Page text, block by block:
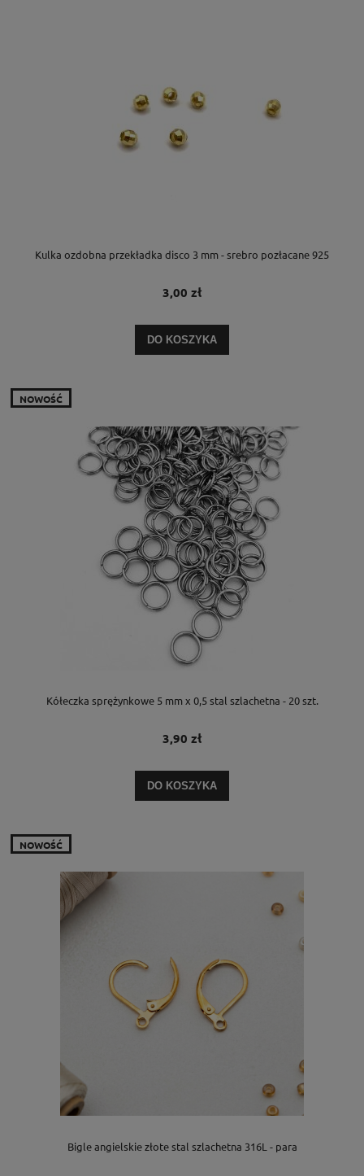
Kulka ozdobna przekładka disco 3 mm - srebro pozłacane 925
3,00 zł
DO KOSZYKA
Kółeczka sprężynkowe 5 mm x 0,5 stal szlachetna - 20 szt.
3,90 zł
DO KOSZYKA
NOWOŚĆ
Bigle angielskie złote stal szlachetna 316L - para
NOWOŚĆ